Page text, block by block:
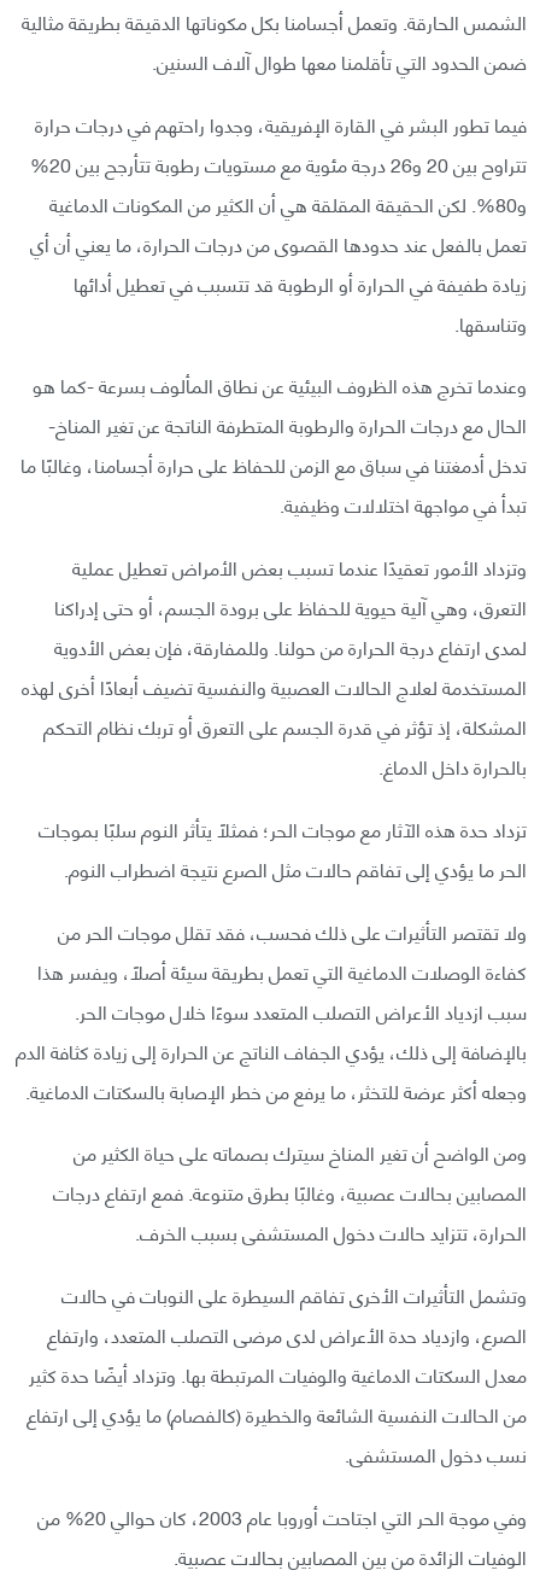
الشمس الحارقة. وتعمل أجسامنا بكل مكوناتها الدقيقة بطريقة مثالية
ضمن الحدود التي تأقلمنا معها طوال آلاف السنين.
فيما تطور البشر في القارة الإفريقية، وجدوا راحتهم في درجات حرارة
تتراوح بين 20 و26 درجة مئوية مع مستويات رطوبة تتأرجح بين 20%
و80%. لكن الحقيقة المقلقة هي أن الكثير من المكونات الدماغية
تعمل بالفعل عند حدودها القصوى من درجات الحرارة، ما يعني أن أي
زيادة طفيفة في الحرارة أو الرطوبة قد تتسبب في تعطيل أدائها
وتناسقها.
وعندما تخرج هذه الظروف البيئية عن نطاق المألوف بسرعة -كما هو
الحال مع درجات الحرارة والرطوبة المتطرفة الناتجة عن تغير المناخ-
تدخل أدمغتنا في سباق مع الزمن للحفاظ على حرارة أجسامنا، وغالبًا ما
تبدأ في مواجهة اختلالات وظيفية.
وتزداد الأمور تعقيدًا عندما تسبب بعض الأمراض تعطيل عملية
التعرق، وهي آلية حيوية للحفاظ على برودة الجسم، أو حتى إدراكنا
لمدى ارتفاع درجة الحرارة من حولنا. وللمفارقة، فإن بعض الأدوية
المستخدمة لعلاج الحالات العصبية والنفسية تضيف أبعادًا أخرى لهذه
المشكلة، إذ تؤثر في قدرة الجسم على التعرق أو تربك نظام التحكم
بالحرارة داخل الدماغ.
تزداد حدة هذه الآثار مع موجات الحر؛ فمثلًا يتأثر النوم سلبًا بموجات
الحر ما يؤدي إلى تفاقم حالات مثل الصرع نتيجة اضطراب النوم.
ولا تقتصر التأثيرات على ذلك فحسب، فقد تقلل موجات الحر من
كفاءة الوصلات الدماغية التي تعمل بطريقة سيئة أصلًا، ويفسر هذا
سبب ازدياد الأعراض التصلب المتعدد سوءًا خلال موجات الحر.
بالإضافة إلى ذلك، يؤدي الجفاف الناتج عن الحرارة إلى زيادة كثافة الدم
وجعله أكثر عرضة للتخثر، ما يرفع من خطر الإصابة بالسكتات الدماغية.
ومن الواضح أن تغير المناخ سيترك بصماته على حياة الكثير من
المصابين بحالات عصبية، وغالبًا بطرق متنوعة. فمع ارتفاع درجات
الحرارة، تتزايد حالات دخول المستشفى بسبب الخرف.
وتشمل التأثيرات الأخرى تفاقم السيطرة على النوبات في حالات
الصرع، وازدياد حدة الأعراض لدى مرضى التصلب المتعدد، وارتفاع
معدل السكتات الدماغية والوفيات المرتبطة بها. وتزداد أيضًا حدة كثير
من الحالات النفسية الشائعة والخطيرة (كالفصام) ما يؤدي إلى ارتفاع
نسب دخول المستشفى.
وفي موجة الحر التي اجتاحت أوروبا عام 2003، كان حوالي 20% من
الوفيات الزائدة من بين المصابين بحالات عصبية.